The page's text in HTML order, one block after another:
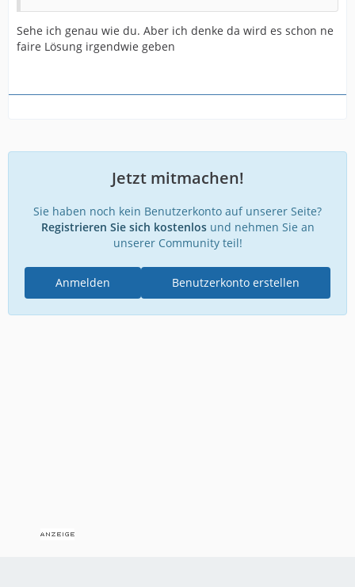
Sehe ich genau wie du. Aber ich denke da wird es schon ne
faire Lösung irgendwie geben
Jetzt mitmachen!
Sie haben noch kein Benutzerkonto auf unserer Seite?
Registrieren Sie sich kostenlosund nehmen Sie an
unserer Community teil!
Benutzerkonto erstellen
Anmelden